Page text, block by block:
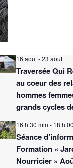
16 août-23 août
Traversée Qui
au coeur des
hommes
grands cycles
16 h 30 min - 18 h
Séance
Formation «
Nourricier »